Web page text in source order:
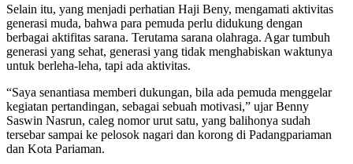
Selain itu, yang menjadi perhatian Haji Beny, mengamati aktivitas
generasi muda, bahwa para pemuda perlu didukung dengan
berbagai aktifitas sarana. Terutama sarana olahraga. Agar tumbuh
generasi yang sehat, generasi yang tidak menghabiskan waktunya
untuk berleha-leha, tapi ada aktivitas.
“Saya senantiasa memberi dukungan, bila ada pemuda menggelar
kegiatan pertandingan, sebagai sebuah motivasi,” ujar Benny
Saswin Nasrun, caleg nomor urut satu, yang balihonya sudah
tersebar sampai ke pelosok nagari dan korong di Padangpariaman
dan Kota Pariaman.